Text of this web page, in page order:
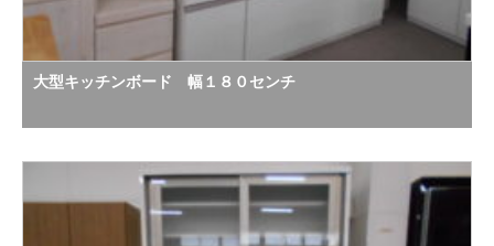
大型キッチンボード 幅１８０センチ